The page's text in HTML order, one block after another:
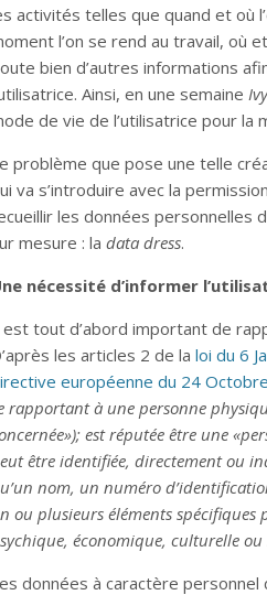
activités telles que quand et où
l’on se rend au travail, où
bien d’autres informations
Ainsi, en une semaine
de vie de l’utilisatrice pour la
problème que pose une telle
va s’introduire avec la
les données personnelles
mesure : la data dress.
nécessité d’informer
est tout d’abord important de
les articles 2 de la loi du 6
européenne du 24
rapportant à une personne
est réputée être une
être identifiée, directement ou
nom, un numéro
ou plusieurs éléments
économique, culturelle ou
données à caractère